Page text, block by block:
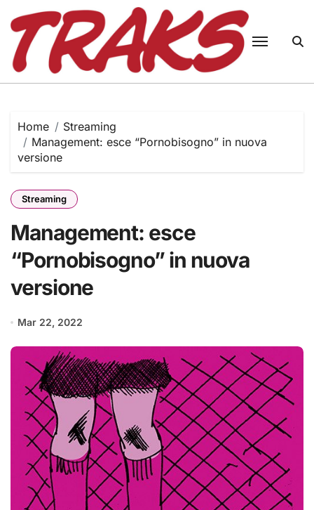
content
Home
Streaming
Management: esce “Pornobisogno” in nuova
versione
Streaming
Management: esce
“Pornobisogno” in nuova
versione
Mar 22, 2022